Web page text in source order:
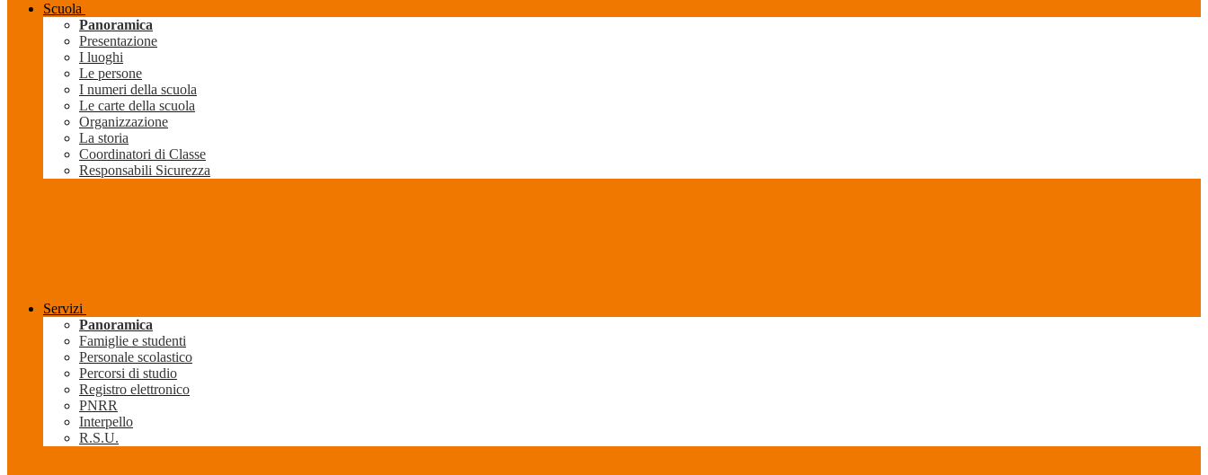
Scuola
Panoramica
Presentazione
I luoghi
Le persone
I numeri della scuola
Le carte della scuola
Organizzazione
La storia
Coordinatori di Classe
Responsabili Sicurezza
Servizi
Panoramica
Famiglie e studenti
Personale scolastico
Percorsi di studio
Registro elettronico
PNRR
Interpello
R.S.U.